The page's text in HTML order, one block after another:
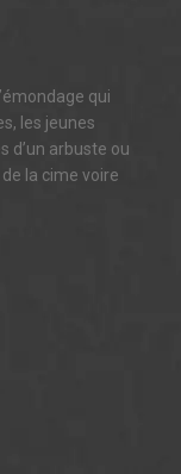
qui
les jeunes
d’un arbuste ou
la cime voire